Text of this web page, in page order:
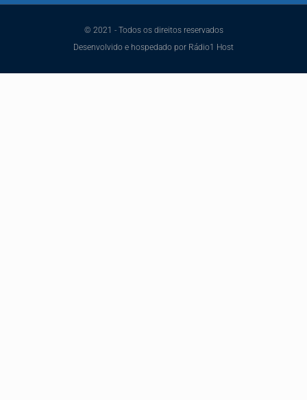
© 2021 - Todos os direitos reservados
Desenvolvido e hospedado por Rádio1 Host